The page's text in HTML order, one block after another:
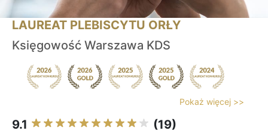
LAUREAT PLEBISCYTU ORŁY
Księgowość Warszawa KDS
Pokaż więcej >>
9.1 (19)